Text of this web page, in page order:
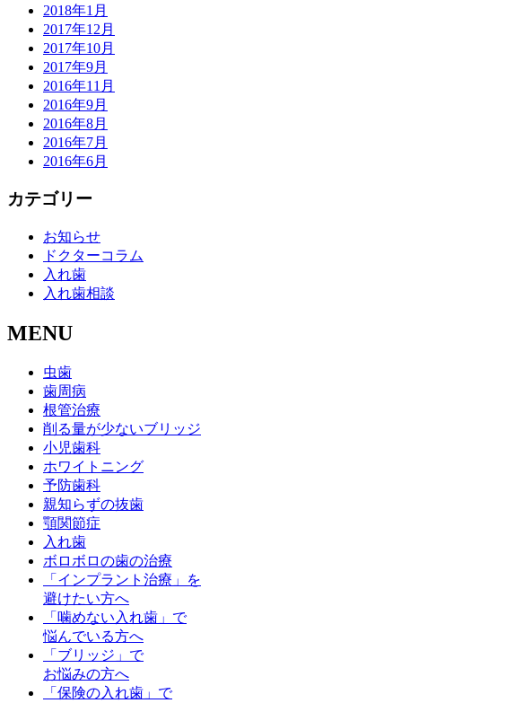
2018年1月
2017年12月
2017年10月
2017年9月
2016年11月
2016年9月
2016年8月
2016年7月
2016年6月
カテゴリー
お知らせ
ドクターコラム
入れ歯
入れ歯相談
MENU
虫歯
歯周病
根管治療
削る量が少ないブリッジ
小児歯科
ホワイトニング
予防歯科
親知らずの抜歯
顎関節症
入れ歯
ボロボロの歯の治療
「インプラント治療」を
避けたい方へ
「噛めない入れ歯」で
悩んでいる方へ
「ブリッジ」で
お悩みの方へ
「保険の入れ歯」で